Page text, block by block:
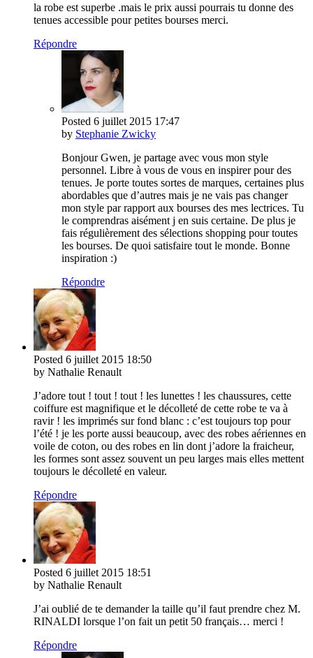
la robe est superbe .mais le prix aussi pourrais tu donne des
tenues accessible pour petites bourses merci.
Répondre
Posted 6 juillet 2015 17:47
by Stephanie Zwicky
Bonjour Gwen, je partage avec vous mon style
personnel. Libre à vous de vous en inspirer pour des
tenues. Je porte toutes sortes de marques, certaines plus
abordables que d’autres mais je ne vais pas changer
mon style par rapport aux bourses des mes lectrices. Tu
le comprendras aisément j en suis certaine. De plus je
fais régulièrement des sélections shopping pour toutes
les bourses. De quoi satisfaire tout le monde. Bonne
inspiration :)
Répondre
Posted 6 juillet 2015 18:50
by Nathalie Renault
J’adore tout ! tout ! tout ! les lunettes ! les chaussures, cette
coiffure est magnifique et le décolleté de cette robe te va à
ravir ! les imprimés sur fond blanc : c’est toujours top pour
l’été ! je les porte aussi beaucoup, avec des robes aériennes en
voile de coton, ou des robes en lin dont j’adore la fraicheur,
les formes sont assez souvent un peu larges mais elles mettent
toujours le décolleté en valeur.
Répondre
Posted 6 juillet 2015 18:51
by Nathalie Renault
J’ai oublié de te demander la taille qu’il faut prendre chez M.
RINALDI lorsque l’on fait un petit 50 français… merci !
Répondre